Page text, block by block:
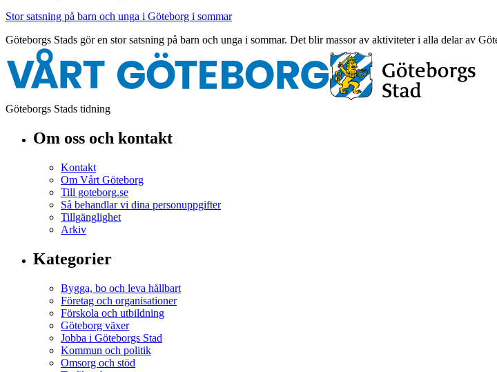
Stor satsning på barn och unga i Göteborg i sommar
Göteborgs Stads gör en stor satsning på barn och unga i sommar. Det blir massor av aktiviteter i alla delar av
Göteborgs Stads tidning
Om oss och kontakt
Kontakt
Om Vårt Göteborg
Till goteborg.se
Så behandlar vi dina personuppgifter
Tillgänglighet
Arkiv
Kategorier
Bygga, bo och leva hållbart
Företag och organisationer
Förskola och utbildning
Göteborg växer
Jobba i Göteborgs Stad
Kommun och politik
Omsorg och stöd